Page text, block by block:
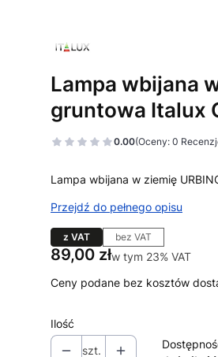
Lampa wbijana
gruntowa Italux
0.00(Oceny: 0
Lampa wbijana w ziemię
Przejdź do pełnego opisu
z VAT bez VAT
Cena
89,00 złw tym 23% VAT
w tym 23% VAT
Ceny podane bez kosztów
Ilość
szt.